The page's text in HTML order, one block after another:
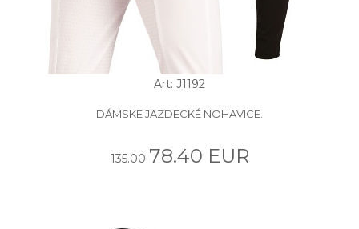
Art: J1192
DÁMSKE JAZDECKÉ NOHAVICE.
135.00 78.40 EUR